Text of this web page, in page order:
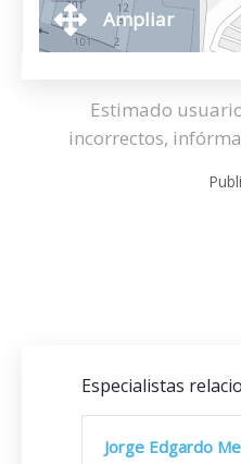
Ampliar
Estimado
incorrectos,
Especialistas
Jorge Edgardo